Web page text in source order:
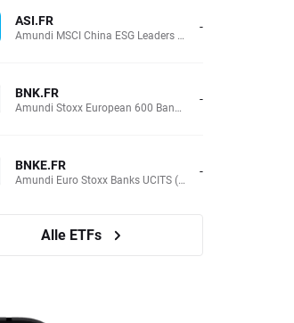
ASI.FR
Amundi MSCI China ESG Leaders Extra (DR) UCITS (Acc EUR) -
BNK.FR
Amundi Stoxx European 600 Banks UCITS(Acc EUR) -
BNKE.FR
Amundi Euro Stoxx Banks UCITS (Acc EUR) -
Alle ETFs